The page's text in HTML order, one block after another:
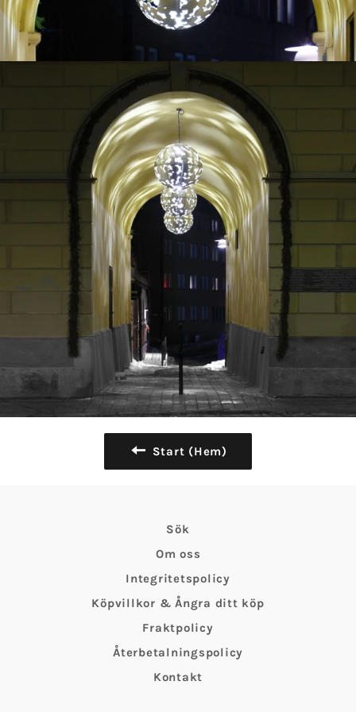
Start (Hem)
Sök
Om oss
Integritetspolicy
Köpvillkor & Ångra ditt köp
Fraktpolicy
Återbetalningspolicy
Kontakt